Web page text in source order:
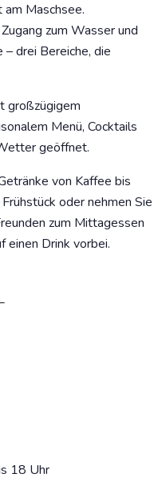
Maschsee.
zum Wasser und
drei Bereiche, die
großzügigem
Menü, Cocktails
geöffnet.
von Kaffee bis
oder nehmen Sie
zum Mittagessen
einen Drink vorbei.
18 Uhr